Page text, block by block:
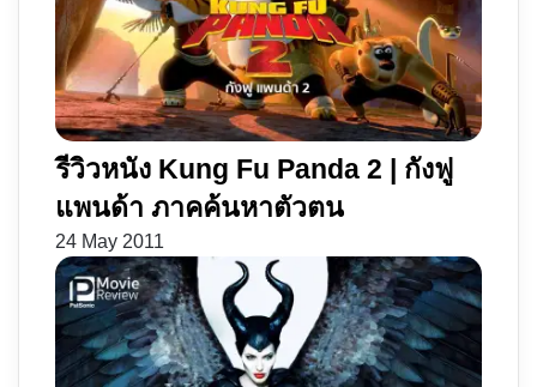
รีวิวหนัง Kung Fu Panda 2 | กังฟู
แพนด้า ภาคค้นหาตัวตน
24 May 2011